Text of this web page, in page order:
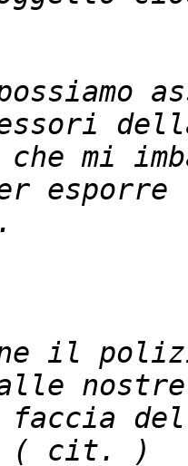
che mi
il
del